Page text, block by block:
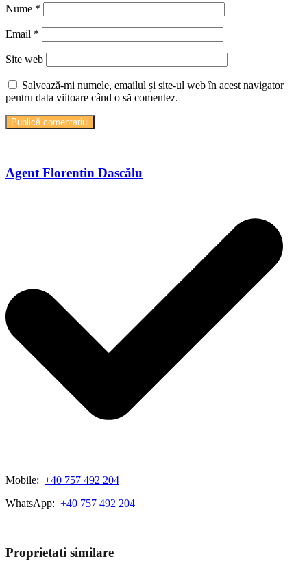
Nume *
Email *
Site web
Salvează-mi numele, emailul și site-ul web în acest navigator
pentru data viitoare când o să comentez.
Agent Florentin Dascălu
Mobile: +40 757 492 204
WhatsApp: +40 757 492 204
Proprietati similare